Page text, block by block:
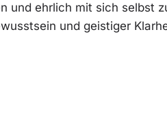
und ehrlich mit sich selbst
und geistiger